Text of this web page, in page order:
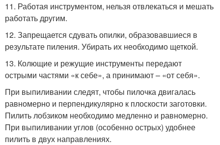
11. Работая инструментом, нельзя от­влекаться и мешать
работать другим.
12. Запрещается сдувать опилки, образовавшиеся в
результа­те пиления. Убирать их необходимо щеткой.
13. Колющие и режущие инструменты передают
острыми ча­стями «к себе», а принимают – «от себя».
При выпиливании следят, чтобы пилочка двигалась
равно­мерно и перпендикулярно к плоскости заготовки.
Пилить лобзиком необходимо медленно и равномерно.
При выпиливании углов (особенно острых) удобнее
пилить в двух направлениях.